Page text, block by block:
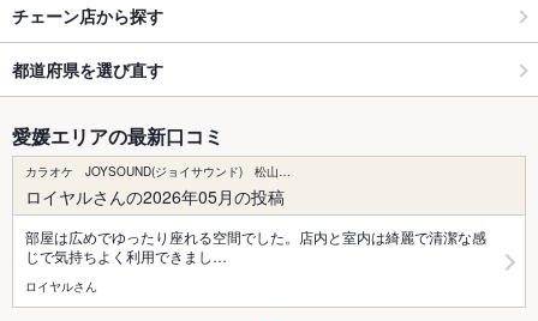
チェーン店から探す
都道府県を選び直す
愛媛エリアの最新口コミ
カラオケ JOYSOUND(ジョイサウンド) 松山…
ロイヤルさんの2026年05月の投稿
部屋は広めでゆったり座れる空間でした。店内と室内は綺麗で清潔な感
じで気持ちよく利用できまし…
ロイヤルさん